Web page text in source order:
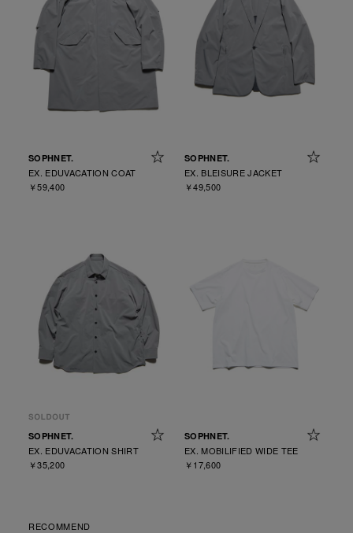
SOPHNET.
EX. EDUVACATION COAT
￥59,400
SOPHNET.
EX. BLEISURE JACKET
￥49,500
SOPHNET.
EX. EDUVACATION SHIRT
￥35,200
SOPHNET.
EX. MOBILIFIED WIDE TEE
￥17,600
RECOMMEND